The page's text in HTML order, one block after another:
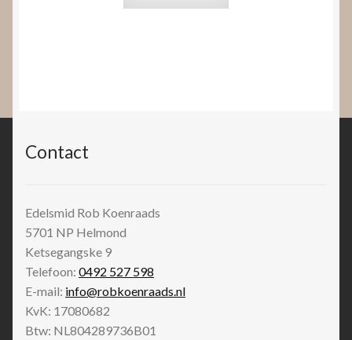
Contact
Edelsmid Rob Koenraads
5701 NP Helmond
Ketsegangske 9
Telefoon: 0492 527 598
E-mail: info@robkoenraads.nl
KvK: 17080682
Btw: NL804289736B01